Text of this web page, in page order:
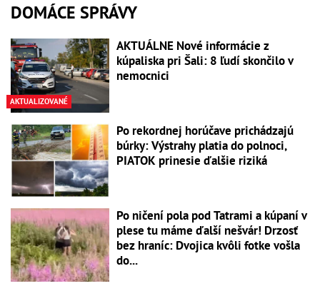
DOMÁCE SPRÁVY
AKTUALIZOVANÉ
AKTUÁLNE Nové informácie z
kúpaliska pri Šali: 8 ľudí skončilo v
nemocnici
Po rekordnej horúčave prichádzajú
búrky: Výstrahy platia do polnoci,
PIATOK prinesie ďalšie riziká
Po ničení pola pod Tatrami a kúpaní v
plese tu máme ďalší nešvár! Drzosť
bez hraníc: Dvojica kvôli fotke vošla
do...